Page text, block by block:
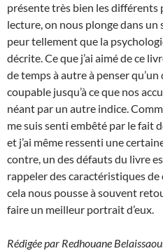
présente très bien les
lecture, on nous plonge dans un
peur tellement que la
décrite. Ce que j’ai aimé de ce
de temps à autre à penser
coupable jusqu’à ce que nos
néant par un autre indice.
me suis senti embêté par le fait
et j’ai même ressenti une
contre, un des défauts du livre
rappeler des caractéristiques
cela nous pousse à souvent
faire un meilleur portrait d’eux.
Rédigée par Redhouane